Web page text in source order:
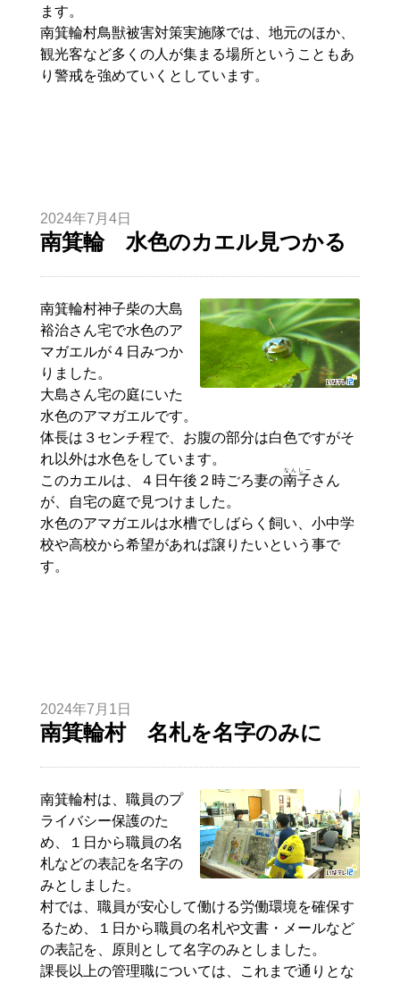
ます。
南箕輪村鳥獣被害対策実施隊では、地元のほか、
観光客など多くの人が集まる場所ということもあ
り警戒を強めていくとしています。
2024年7月4日
南箕輪 水色のカエル見つかる
南箕輪村神子柴の大島
裕治さ ん宅で水色のア
マガエルが４日みつか
りました。
大島さん宅の庭にいた
水色のアマガエルです。
体長は３センチ程で、お腹の部分は白色ですがそ
れ以外は水色をしています。
このカエルは、４日午後２時ごろ妻の南子
なんしー
さん
が、自宅の庭で見つけました。
水色のアマガエルは水槽でしばらく飼い、小中学
校や高校から希望があれば譲りたいという事で
す。
2024年7月1日
南箕輪村 名札を名字のみに
南箕輪村は、職員のプ
ライバシー保護のた
め、１日から職員の名
札などの表記を名字の
みとしました。
村では、職員が安心して働ける労働環境を確保す
るため、１日から職員の名札や文書・メールなど
の表記を、原則として名字のみとしました。
課長以上の管理職については、これまで通りとな